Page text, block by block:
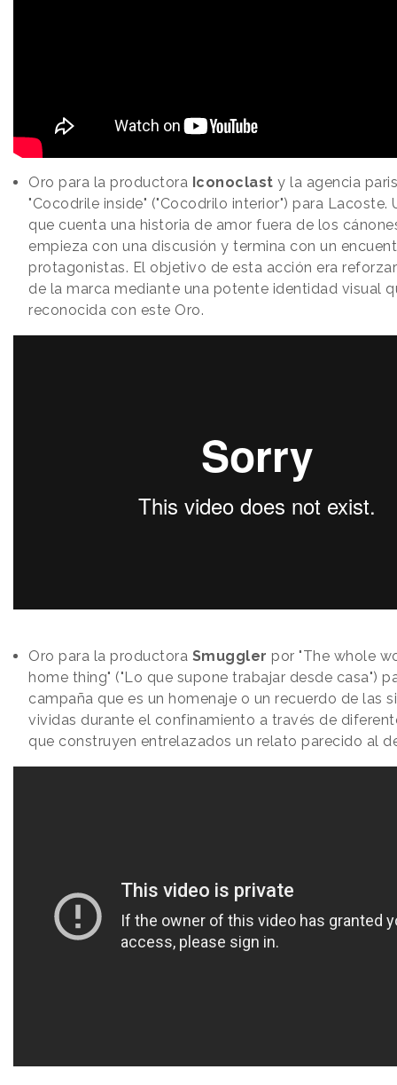
Oro para la productora Iconoclast y la agencia
"Cocodrile inside" ("Cocodrilo interior") para Lacoste.
que cuenta una historia de amor fuera de los
empieza con una discusión y termina con un
protagonistas. El objetivo de esta acción era
de la marca mediante una potente identidad visual
reconocida con este Oro.
Oro para la productora Smuggler por "The whole
home thing" ("Lo que supone trabajar desde casa")
campaña que es un homenaje o un recuerdo de las
vividas durante el confinamiento a través de
que construyen entrelazados un relato parecido al